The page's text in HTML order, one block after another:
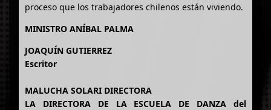
proceso que los trabajadores chilenos están viviendo.
MINISTRO ANÍBAL PALMA
JOAQUÍN GUTIERREZ
Escritor
MALUCHA SOLARI DIRECTORA
LA DIRECTORA DE LA ESCUELA DE DANZA del